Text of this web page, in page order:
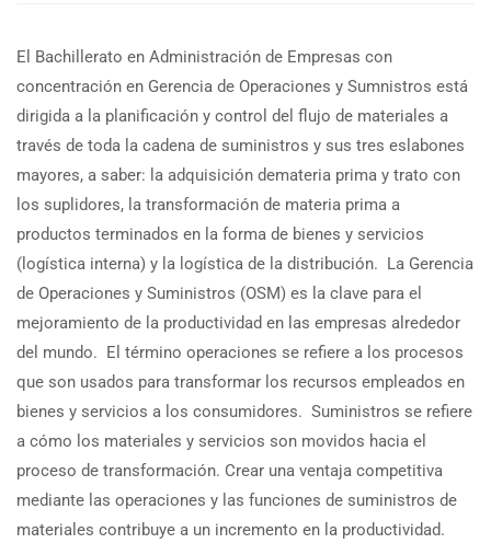
El Bachillerato en Administración de Empresas con
concentración en Gerencia de Operaciones y Sumnistros está
dirigida a la planificación y control del flujo de materiales a
través de toda la cadena de suministros y sus tres eslabones
mayores, a saber: la adquisición demateria prima y trato con
los suplidores, la transformación de materia prima a
productos terminados en la forma de bienes y servicios
(logística interna) y la logística de la distribución. La Gerencia
de Operaciones y Suministros (OSM) es la clave para el
mejoramiento de la productividad en las empresas alrededor
del mundo. El término operaciones se refiere a los procesos
que son usados para transformar los recursos empleados en
bienes y servicios a los consumidores. Suministros se refiere
a cómo los materiales y servicios son movidos hacia el
proceso de transformación. Crear una ventaja competitiva
mediante las operaciones y las funciones de suministros de
materiales contribuye a un incremento en la productividad.